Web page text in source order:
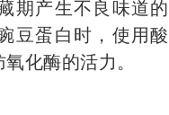
期产生不良味道的
豆蛋白时，使用酸
化酶的活力。